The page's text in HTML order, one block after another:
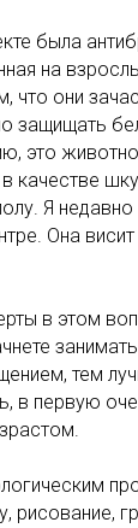
была
на
что они
защищать
это
качестве
Я
Она висит
в этом
тем
в первую
рисование,